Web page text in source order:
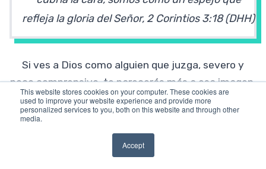
This website stores cookies on your computer. These cookies are
used to improve your website experience and provide more
personalized services to you, both on this website and through other
media.
Accept
refleja la gloria del Señor, 2 Corintios 3:18 (DHH)
Si ves a Dios como alguien que juzga, severo y
poco comprensivo, te parecerás más a esa imagen.
Puede que te conviertas en un policía de la iglesia,
alguien que va por ahí buscando pecados que
confrontar. O si crees que la gloria de Dios es algo
que se apodera de ti y te hace comportarte de